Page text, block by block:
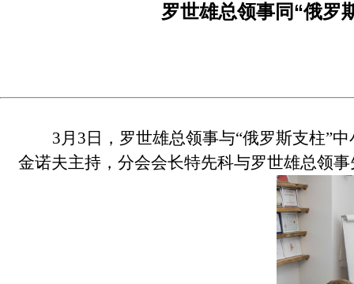
罗世雄总领事同“俄罗
3月 3日 ， 罗世雄总领事与“俄罗斯支柱”
金诺夫主持，分会会长特先科与罗世雄总领